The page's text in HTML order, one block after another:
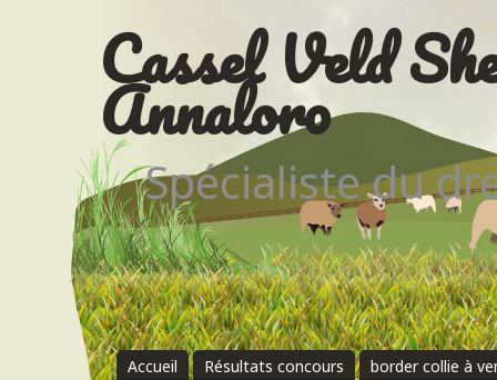
Cassel Veld
Annaloro
Spécialiste du
Accueil Résultats concours border collie à